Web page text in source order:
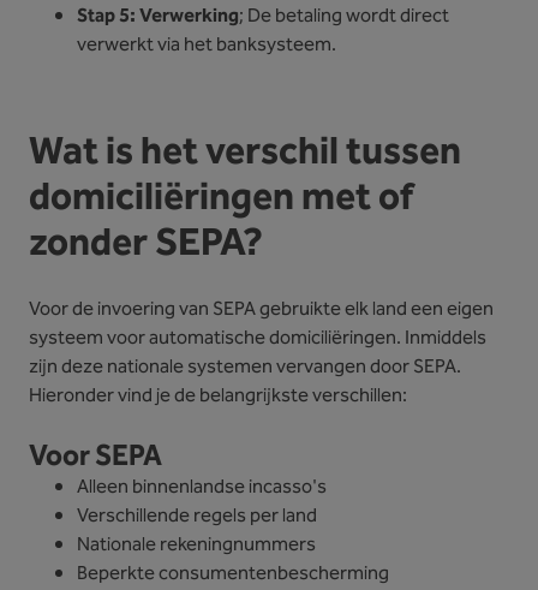
Stap 5: Verwerking; De betaling wordt direct
verwerkt via het banksysteem.
Wat is het verschil tussen
domiciliëringen met of
zonder SEPA?
Voor de invoering van SEPA gebruikte elk land een eigen
systeem voor automatische domiciliëringen. Inmiddels
zijn deze nationale systemen vervangen door SEPA.
Hieronder vind je de belangrijkste verschillen:
Voor SEPA
Alleen binnenlandse incasso's
Verschillende regels per land
Nationale rekeningnummers
Beperkte consumentenbescherming